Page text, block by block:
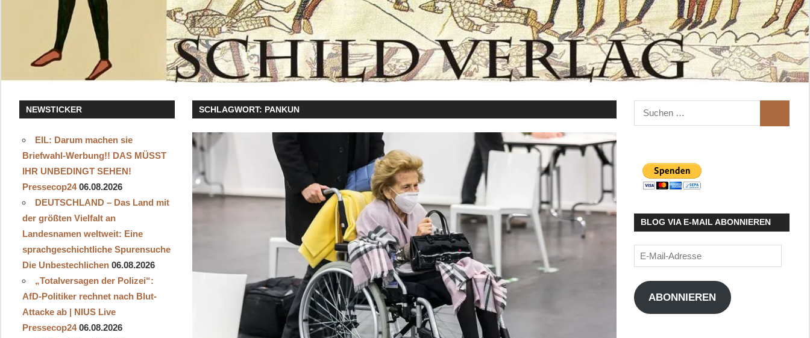
SCHLAGWORT: PANKUN
NEWSTICKER
EIL: Darum machen sie
Briefwahl-Werbung!! DAS MÜSST
IHR UNBEDINGT SEHEN!
Pressecop24 06.08.2026
DEUTSCHLAND – Das Land mit
der größten Vielfalt an
Landesnamen weltweit: Eine
sprachgeschichtliche Spurensuche
Die Unbestechlichen 06.08.2026
„Totalversagen der Polizei“:
AfD-Politiker rechnet nach Blut-
Attacke ab | NIUS Live
Pressecop24 06.08.2026
Suchen
nach:
BLOG VIA E-MAIL ABONNIEREN
E-
Mail-
Adresse
ABONNIEREN